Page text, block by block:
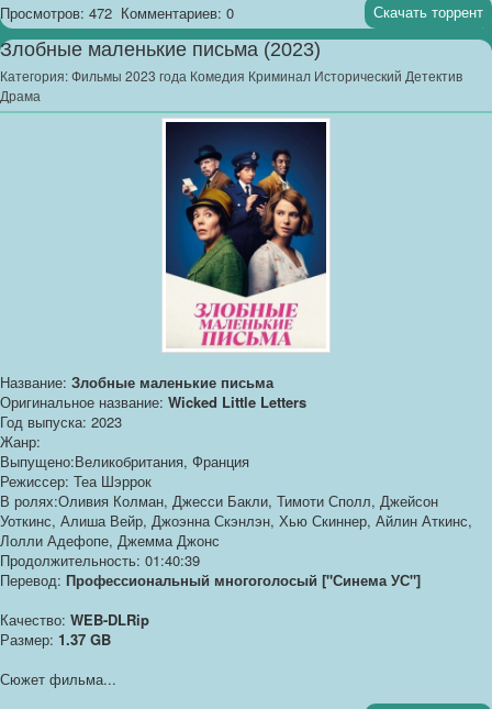
Просмотров: 472 Комментариев: 0 Скачать торрент
Злобные маленькие письма (2023)
Категория:Фильмы 2023 года Комедия Криминал Исторический Детектив
Драма
Название: Злобные маленькие письма
Оригинальное название: Wicked Little Letters
Год выпуска: 2023
Жанр:
Выпущено:Великобритания, Франция
Режиссер: Теа Шэррок
В ролях:Оливия Колман, Джесси Бакли, Тимоти Сполл, Джейсон
Уоткинс, Алиша Вейр, Джоэнна Скэнлэн, Хью Скиннер, Айлин Аткинс,
Лолли Адефопе, Джемма Джонс
Продолжительность: 01:40:39
Перевод: Профессиональный многоголосый ["Синема УС"]
Качество: WEB-DLRip
Размер: 1.37 GB
Сюжет фильма...